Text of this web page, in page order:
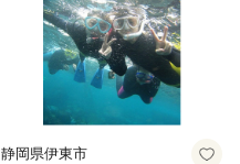
静岡県伊東市